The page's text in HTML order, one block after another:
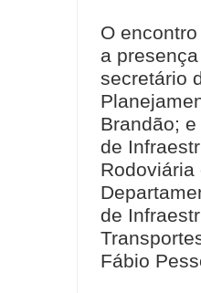
O
a
secretário
Brandão;
de
Rodoviária
de
Fábio